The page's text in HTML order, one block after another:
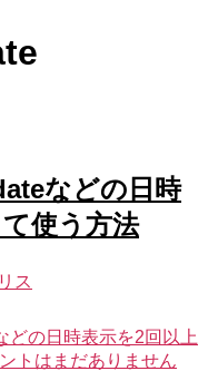
などの日時
使う方法
ス
どの日時表示を2回以上
トはまだありません